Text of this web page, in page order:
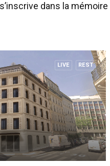
s’inscrive dans la
LIVE REST